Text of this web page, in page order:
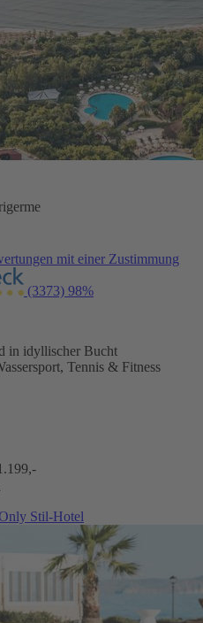
mit einer Zustimmung
(3373) 98%
in idyllischer Bucht
Tennis & Fitness
Stil-Hotel